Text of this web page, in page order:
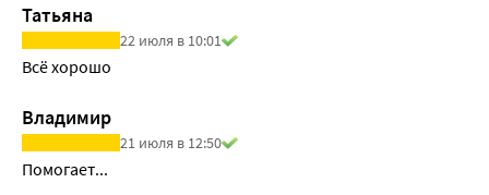
Татьяна
22 июля в 10:01
Всё хорошо
Владимир
21 июля в 12:50
Помогает...